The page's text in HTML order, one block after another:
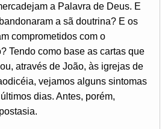
a Palavra de Deus. E
a sã doutrina? E os
comprometidos com o
Tendo como base as cartas que
através de João, às igrejas de
vejamos alguns sintomas
dias. Antes, porém,